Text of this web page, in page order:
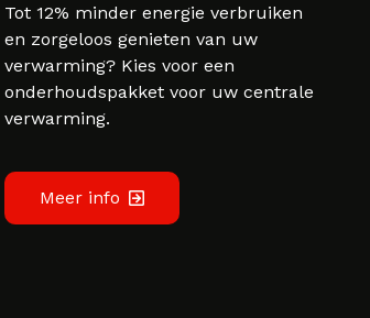
Tot 12% minder energie verbruiken
en zorgeloos genieten van uw
verwarming? Kies voor een
onderhoudspakket voor uw centrale
verwarming.
Meer info